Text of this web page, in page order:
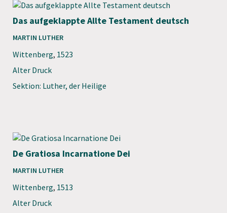
Das aufgeklappte Allte Testament deutsch
MARTIN LUTHER
Wittenberg, 1523
Alter Druck
Sektion: Luther, der Heilige
De Gratiosa Incarnatione Dei
MARTIN LUTHER
Wittenberg, 1513
Alter Druck